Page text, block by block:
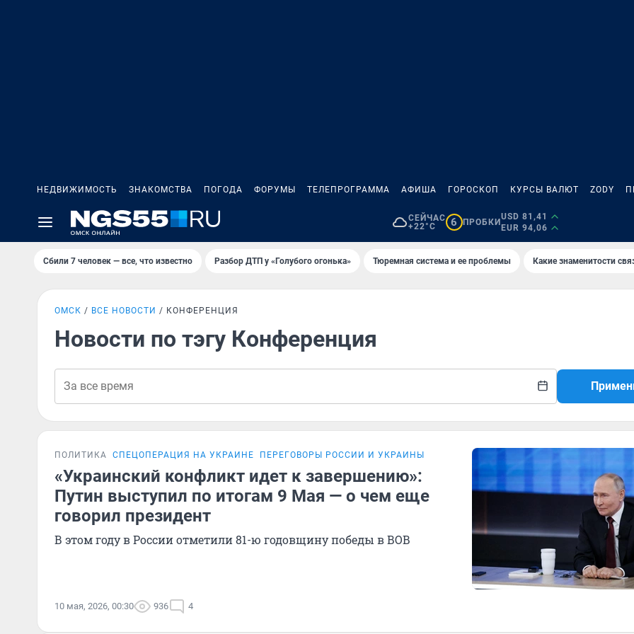
НЕДВИЖИМОСТЬ ЗНАКОМСТВА ПОГОДА ФОРУМЫ ТЕЛЕПРОГРАММА АФИША ГОРОСКОП КУРСЫ ВАЛЮТ ZODY
СЕЙЧАС
+22°C
6 ПРОБКИ
USD 81,41
EUR 94,06
Сбили 7 человек — все, что известно Разбор ДТП у «Голубого огонька» Тюремная система и ее проблемы Какие знаменитости
ОМСК ВСЕ НОВОСТИ КОНФЕРЕНЦИЯ
Новости по тэгу Конференция
ПОЛИТИКА СПЕЦОПЕРАЦИЯ НА УКРАИНЕ ПЕРЕГОВОРЫ РОССИИ И УКРАИНЫ
«Украинский конфликт идет к завершению»:
Путин выступил по итогам 9 Мая — о чем еще
говорил президент
В этом году в России отметили 81-ю годовщину победы в ВОВ
10 мая, 2026, 00:30 936 4